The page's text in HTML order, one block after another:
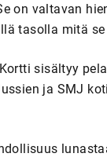
on valtavan
tasolla mitä
sisältyy
ja SMJ